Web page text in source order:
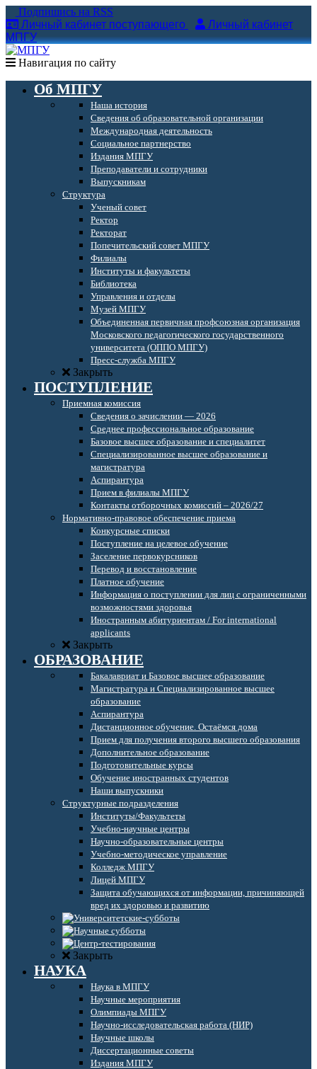
Подпишись на RSS
Личный кабинет поступающего
Личный кабинет
МПГУ
Навигация по сайту
Об МПГУ
Наша история
Сведения об образовательной организации
Международная деятельность
Социальное партнерство
Издания МПГУ
Преподаватели и сотрудники
Выпускникам
Структура
Ученый совет
Ректор
Ректорат
Попечительский совет МПГУ
Филиалы
Институты и факультеты
Библиотека
Управления и отделы
Музей МПГУ
Объединенная первичная профсоюзная организация
Московского педагогического государственного
университета (ОППО МПГУ)
Пресс-служба МПГУ
Закрыть
ПОСТУПЛЕНИЕ
Приемная комиссия
Сведения о зачислении — 2026
Среднее профессиональное образование
Базовое высшее образование и специалитет
Специализированное высшее образование и
магистратура
Аспирантура
Прием в филиалы МПГУ
Контакты отборочных комиссий – 2026/27
Нормативно-правовое обеспечение приема
Конкурсные списки
Поступление на целевое обучение
Заселение первокурсников
Перевод и восстановление
Платное обучение
Информация о поступлении для лиц с ограниченными
возможностями здоровья
Иностранным абитуриентам / For international
applicants
Закрыть
ОБРАЗОВАНИЕ
Бакалавриат и Базовое высшее образование
Магистратура и Специализированное высшее
образование
Аспирантура
Дистанционное обучение. Остаёмся дома
Прием для получения второго высшего образования
Дополнительное образование
Подготовительные курсы
Обучение иностранных студентов
Наши выпускники
Структурные подразделения
Институты/Факультеты
Учебно-научные центры
Научно-образовательные центры
Учебно-методическое управление
Колледж МПГУ
Лицей МПГУ
Защита обучающихся от информации, причиняющей
вред их здоровью и развитию
Закрыть
НАУКА
Наука в МПГУ
Научные мероприятия
Олимпиады МПГУ
Научно-исследовательская работа (НИР)
Научные школы
Диссертационные советы
Издания МПГУ